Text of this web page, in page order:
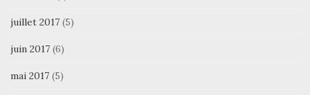
juillet 2017 (5)
juin 2017 (6)
mai 2017 (5)